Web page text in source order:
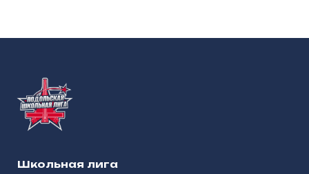
Школьная лига